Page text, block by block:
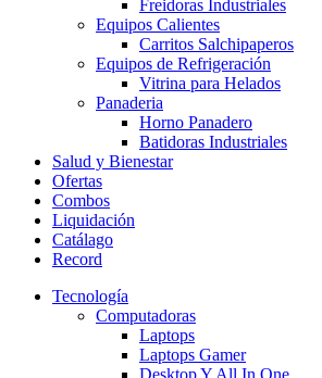
Freidoras Industriales
Equipos Calientes
Carritos Salchipaperos
Equipos de Refrigeración
Vitrina para Helados
Panaderia
Horno Panadero
Batidoras Industriales
Salud y Bienestar
Ofertas
Combos
Liquidación
Catálago
Record
Tecnología
Computadoras
Laptops
Laptops Gamer